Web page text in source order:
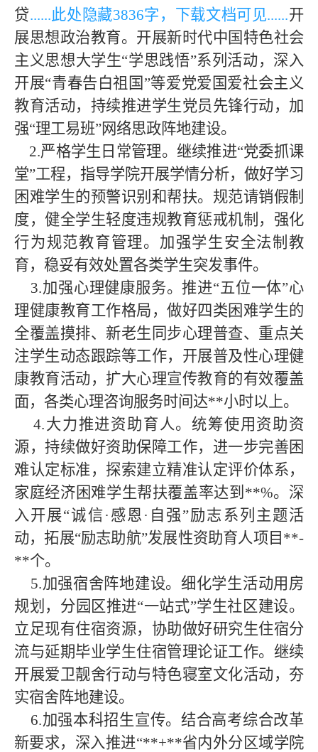
贷......此处隐藏3836字，下载文档可见......开
展思想政治教育。开展新时代中国特色社会
主义思想大学生“学思践悟”系列活动，深入
开展“青春告白祖国”等爱党爱国爱社会主义
教育活动，持续推进学生党员先锋行动，加
强“理工易班”网络思政阵地建设。
2.严格学生日常管理。继续推进“党委抓课
堂”工程，指导学院开展学情分析，做好学习
困难学生的预警识别和帮扶。规范请销假制
度，健全学生轻度违规教育惩戒机制，强化
行为规范教育管理。加强学生安全法制教
育，稳妥有效处置各类学生突发事件。
3.加强心理健康服务。推进“五位一体”心
理健康教育工作格局，做好四类困难学生的
全覆盖摸排、新老生同步心理普查、重点关
注学生动态跟踪等工作，开展普及性心理健
康教育活动，扩大心理宣传教育的有效覆盖
面，各类心理咨询服务时间达**小时以上。
4.大力推进资助育人。统筹使用资助资
源，持续做好资助保障工作，进一步完善困
难认定标准，探索建立精准认定评价体系，
家庭经济困难学生帮扶覆盖率达到**%。深
入开展“诚信·感恩·自强”励志系列主题活
动，拓展“励志助航”发展性资助育人项目**-
**个。
5.加强宿舍阵地建设。细化学生活动用房
规划，分园区推进“一站式”学生社区建设。
立足现有住宿资源，协助做好研究生住宿分
流与延期毕业学生住宿管理论证工作。继续
开展爱卫靓舍行动与特色寝室文化活动，夯
实宿舍阵地建设。
6.加强本科招生宣传。结合高考综合改革
新要求，深入推进“**+**省内外分区域学院